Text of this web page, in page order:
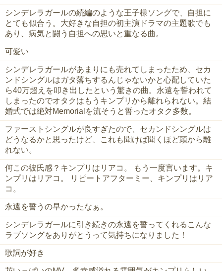
シンデレラガールの続編のような王子様ソングで、自担に
とても似合う。大好きな自担の初主演ドラマの主題歌でも
あり、病気と闘う自担への思いと重なる曲。
可愛い
シンデレラガールがあまりにも売れてしまったため、セカ
ンドシングルはガタ落ちするんじゃないかと心配していた
ら40万超えを叩き出したという驚きの曲。永遠を誓われて
しまったのでオタクはもうキンプリから離れられない。結
婚式では絶対Memorialを流そうと誓ったオタク多数。
ファーストシングルが良すぎたので、セカンドシングルは
どうなるかと思ったけど、これも聞けば聞くほど頭から離
れない。
何この彼氏感？キンプリはリアコ。 もう一度言います。キ
ンプリはリアコ。 リピートアフターミー、キンプリはリア
コ。
永遠を誓うの早かったなぁ。
シンデレラガールに引き続きの永遠を誓ってくれるこんな
ラブソングをありがとうって気持ちになりました！
歌詞が好き